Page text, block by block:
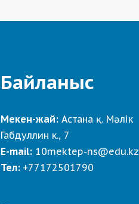
Байланыс
Мекен-жай: Астана қ. Мәлік
Габдуллин к., 7
E-mail: 10mektep-ns@edu.kz
Тел: +77172501790